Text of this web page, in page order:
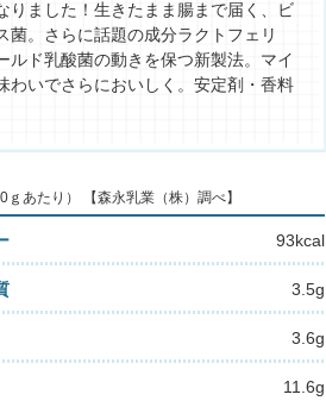
りました！生きたまま腸まで届く、ビ
菌。さらに話題の成分ラクトフェリ
ルド乳酸菌の動きを保つ新製法。マイ
わいでさらにおいしく。安定剤・香料
ｇあたり） 【森永乳業（株）調べ】
93kcal
3.5g
3.6g
11.6g